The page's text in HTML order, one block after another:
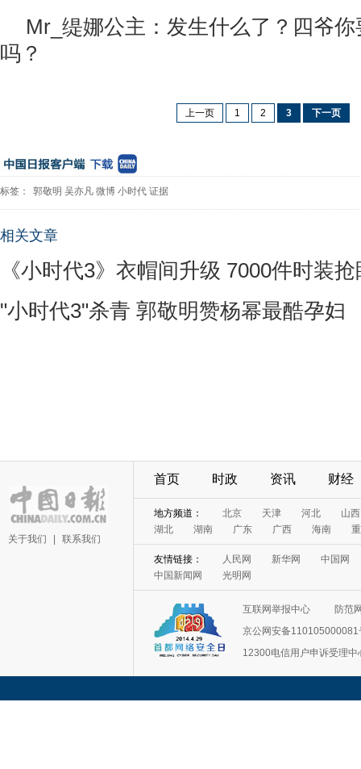
Mr_缇娜公主：发生什么了？四爷
吗？
上一页 1 2 3 下一页
标签： 郭敬明 吴亦凡 微博 小时代 证据
相关文章
《小时代3》衣帽间升级 7000件时装抢
"小时代3"杀青 郭敬明赞杨幂最酷孕妇
关于我们 联系我们
首页 时政 资讯 财经
地方频道： 北京 天津 河北
山西
湖北
湖南 广东 广西 海南
友情链接： 人民网 新华网
中国网
中国新闻网
光明网
互联网举报中心
防范
京公网安备110105000081
12300电信用户申诉受理中